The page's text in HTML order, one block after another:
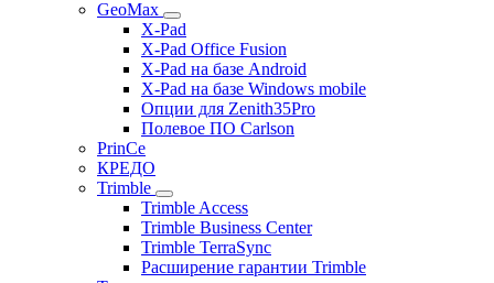
GeoMax
X-Pad
X-Pad Office Fusion
X-Pad на базе Android
X-Pad на базе Windows mobile
Опции для Zenith35Pro
Полевое ПО Carlson
PrinCe
КРЕДО
Trimble
Trimble Access
Trimble Business Center
Trimble TerraSync
Расширение гарантии Trimble